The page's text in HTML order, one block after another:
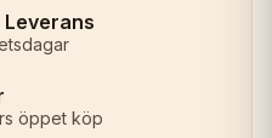
Leverans
öppet köp